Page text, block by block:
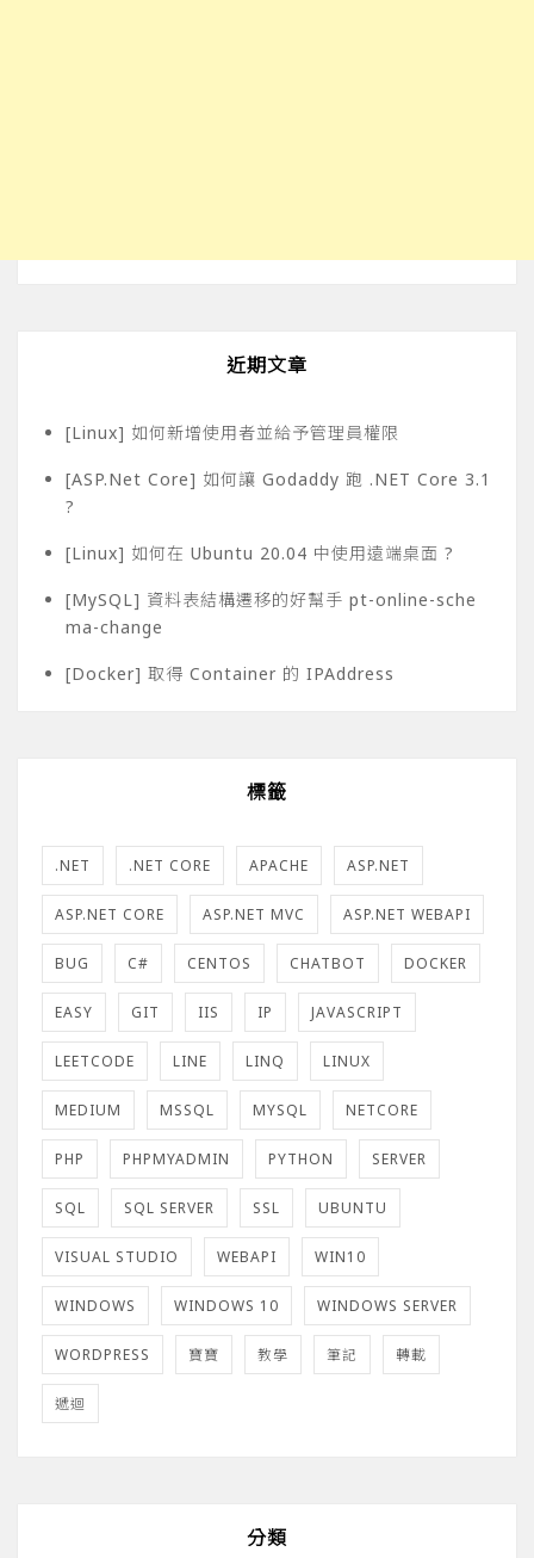
近期文章
[Linux] 如何新增使用者並給予管理員權限
[ASP.Net Core] 如何讓 Godaddy 跑 .NET Core 3.1
?
[Linux] 如何在 Ubuntu 20.04 中使用遠端桌面 ?
[MySQL] 資料表結構遷移的好幫手 pt-online-sche
ma-change
[Docker] 取得 Container 的 IPAddress
標籤
.NET .NET CORE APACHE ASP.NET
ASP.NET CORE ASP.NET MVC ASP.NET WEBAPI
BUG C# CENTOS CHATBOT DOCKER
EASY GIT IIS IP JAVASCRIPT
LEETCODE LINE LINQ LINUX
MEDIUM MSSQL MYSQL NETCORE
PHP PHPMYADMIN PYTHON SERVER
SQL SQL SERVER SSL UBUNTU
VISUAL STUDIO WEBAPI WIN10
WINDOWS WINDOWS 10 WINDOWS SERVER
WORDPRESS 寶寶 教學 筆記 轉載
遞迴
分類